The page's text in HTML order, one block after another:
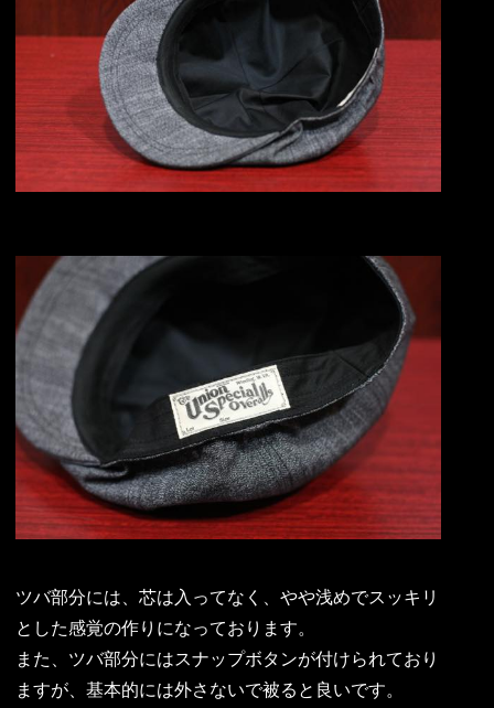
ツバ部分には、芯は入ってなく、やや浅めでスッキリ
とした感覚の作りになっております。
また、ツバ部分にはスナップボタンが付けられており
ますが、基本的には外さないで被ると良いです。